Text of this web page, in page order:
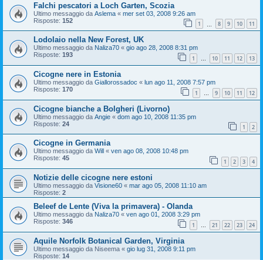
Falchi pescatori a Loch Garten, Scozia
Ultimo messaggio da Aslema « mer set 03, 2008 9:26 am
Risposte: 152 1 8 9 10 11
Lodolaio nella New Forest, UK
Ultimo messaggio da Naliza70 « gio ago 28, 2008 8:31 pm
Risposte: 193 1 … 10 11 12 13
Cicogne nere in Estonia
Ultimo messaggio da Giallorossadoc « lun ago 11, 2008 7:57 pm
Risposte: 170 1 … 9 10 11 12
Cicogne bianche a Bolgheri (Livorno)
Ultimo messaggio da Angie « dom ago 10, 2008 11:35 pm
Risposte: 24 1 2
Cicogne in Germania
Ultimo messaggio da Will « ven ago 08, 2008 10:48 pm
Risposte: 45 1 2 3 4
Notizie delle cicogne nere estoni
Ultimo messaggio da Visione60 « mar ago 05, 2008 11:10 am
Risposte: 2
Beleef de Lente (Viva la primavera) - Olanda
Ultimo messaggio da Naliza70 « ven ago 01, 2008 3:29 pm
Risposte: 346 1 21 22 23 24
Aquile Norfolk Botanical Garden, Virginia
Ultimo messaggio da Niseema « gio lug 31, 2008 9:11 pm
Risposte: 14